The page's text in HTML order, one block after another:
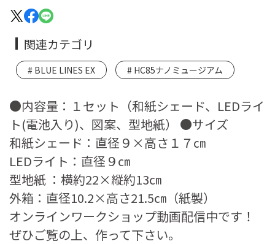
●内容量：１セット（和紙シェード、LEDライ
ト(電池入り)、図案、型地紙） ●サイズ
和紙シェード：直径９×高さ１７㎝
LEDライト：直径９㎝
型地紙 ：横約22×縦約13㎝
外箱：直径10.2×高さ21.5㎝（紙製）
オンラインワークショップ動画配信中です！
ぜひご覧の上、作って下さい。
関連カテゴリ
BLUE LINES EX HC85ナノミュージアム